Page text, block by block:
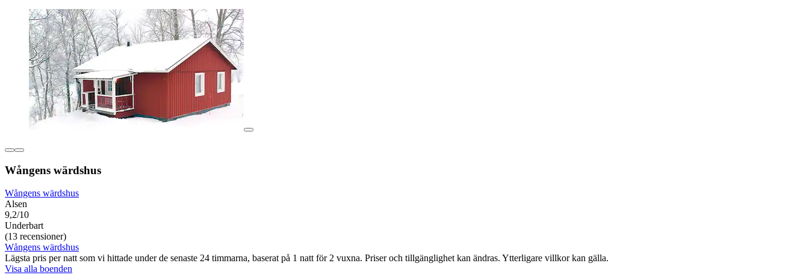
Wångens wärdshus
Wångens wärdshus
Alsen
9,2/10
Underbart
(13 recensioner)
Wångens wärdshus
Lägsta pris per natt som vi hittade under de senaste 24 timmarna, baserat på 1 natt för 2 vuxna. Priser och tillgänglighet kan ändras. Ytterligare villkor kan gälla.
Visa alla boenden